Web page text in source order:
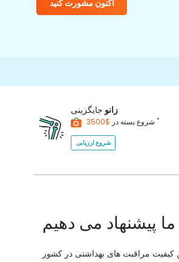
اکنون مشورت کنید
زانو جایگزینی
شروع بسته در *
شروع ارزیابی
ما پیشنهاد می دهیم